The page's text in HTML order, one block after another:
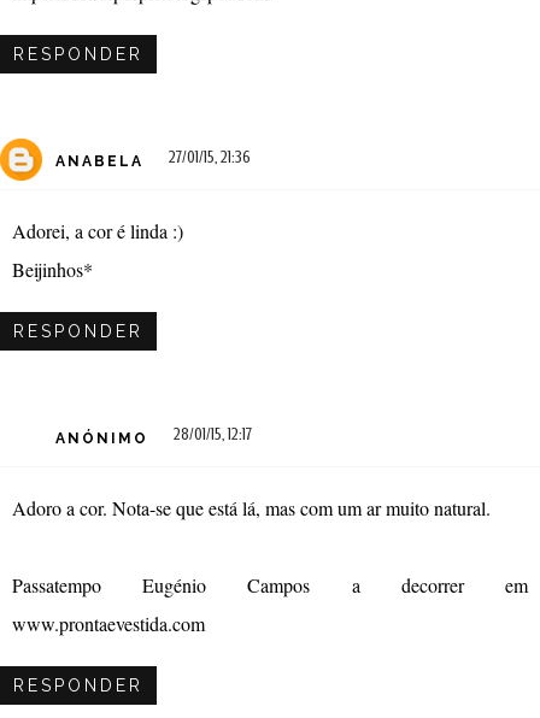
RESPONDER
ANABELA 27/01/15, 21:36
Adorei, a cor é linda :)
Beijinhos*
RESPONDER
ANÓNIMO 28/01/15, 12:17
Adoro a cor. Nota-se que está lá, mas com um ar muito natural.
Passatempo Eugénio Campos a decorrer em
www.prontaevestida.com
RESPONDER